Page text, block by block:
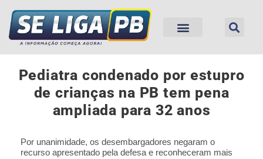
Pediatra condenado por estupro
de crianças na PB tem pena
ampliada para 32 anos
Por unanimidade, os desembargadores negaram o
recurso apresentado pela defesa e reconheceram mais